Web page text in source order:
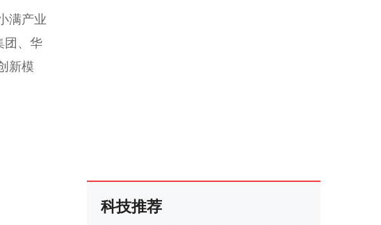
满产业
团、华
新模
科技推荐